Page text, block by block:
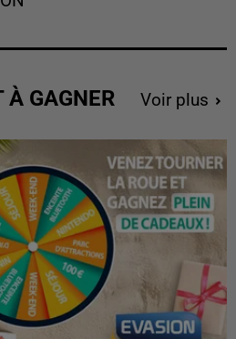
GAGNER Voir plus